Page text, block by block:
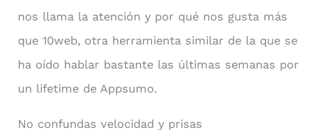
nos llama la atención y por qué nos gusta más
que 10web, otra herramienta similar de la que se
ha oído hablar bastante las últimas semanas por
un lifetime de Appsumo.
No confundas velocidad y prisas